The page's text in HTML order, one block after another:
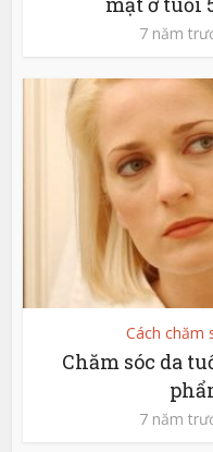
7 năm
Cách chăm
Chăm sóc da
7 năm